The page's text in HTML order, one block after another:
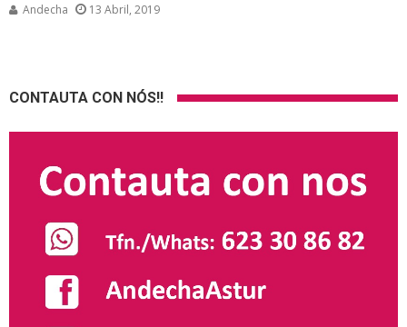
Andecha 13 Abril, 2019
CONTAUTA CON NÓS!!